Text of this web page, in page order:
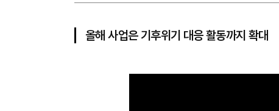
올해 사업은 기후위기 대응 활동까지 확대